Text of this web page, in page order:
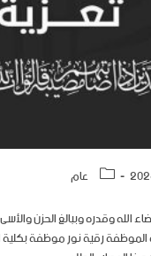
عام
وقدره وببالغ الحزن والأسى
الموظفة رقية نور موظفة بكلية